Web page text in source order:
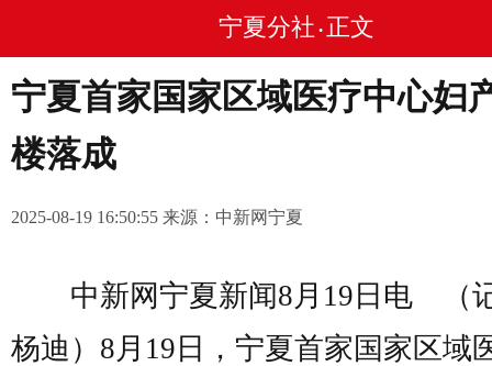
宁夏分社 • 正文
宁夏首家国家区域医疗中心妇
楼落成
2025-08-19 16:50:55 来源：中新网宁夏
中新网宁夏新闻8月19日电
杨迪）8月19日，宁夏首家国家区域